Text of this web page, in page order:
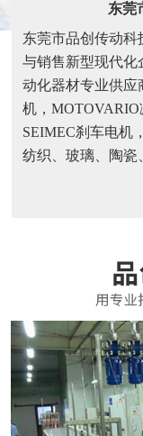
东莞
东莞市品创传动科
与销售新型现代化
动化器材专业供应
机，
SEIMEC刹车电机
纺织、玻璃、陶瓷